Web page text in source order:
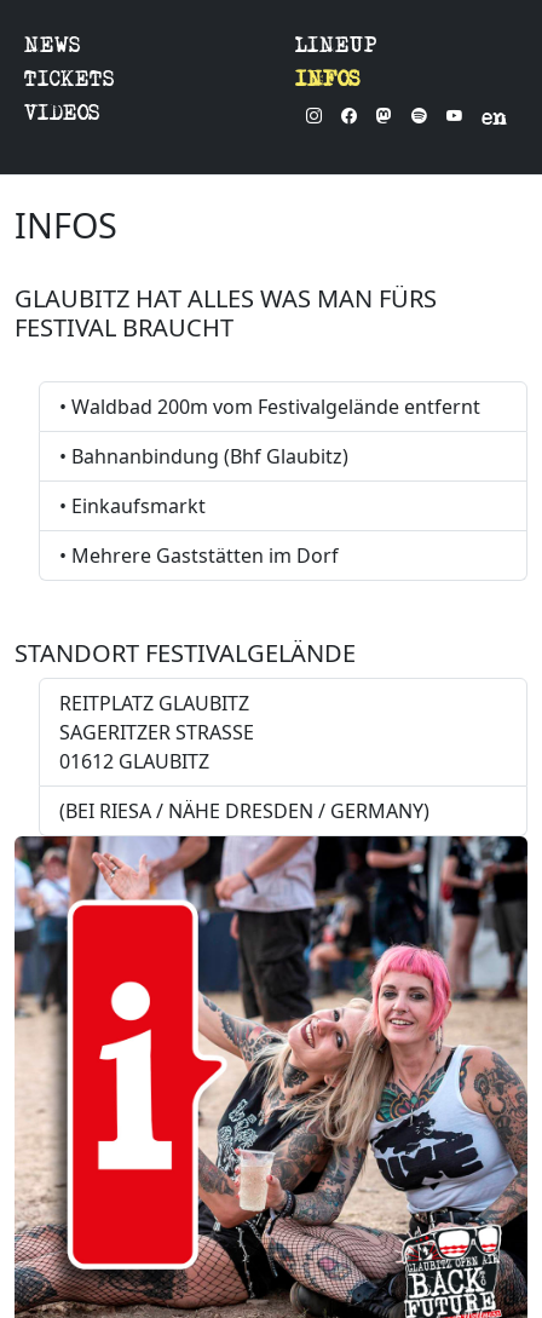
NEWS
LINEUP
TICKETS
INFOS
VIDEOS
en
INFOS
GLAUBITZ HAT ALLES WAS MAN FÜRS
FESTIVAL BRAUCHT
• Waldbad 200m vom Festivalgelände entfernt
• Bahnanbindung (Bhf Glaubitz)
• Einkaufsmarkt
• Mehrere Gaststätten im Dorf
STANDORT FESTIVALGELÄNDE
REITPLATZ GLAUBITZ
SAGERITZER STRASSE
01612 GLAUBITZ
(BEI RIESA / NÄHE DRESDEN / GERMANY)